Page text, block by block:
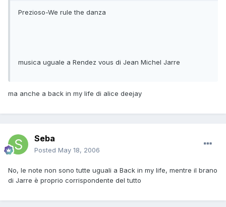
Prezioso-We rule the danza
musica uguale a Rendez vous di Jean Michel Jarre
ma anche a back in my life di alice deejay
Seba
Posted May 18, 2006
No, le note non sono tutte uguali a Back in my life, mentre il brano
di Jarre è proprio corrispondente del tutto